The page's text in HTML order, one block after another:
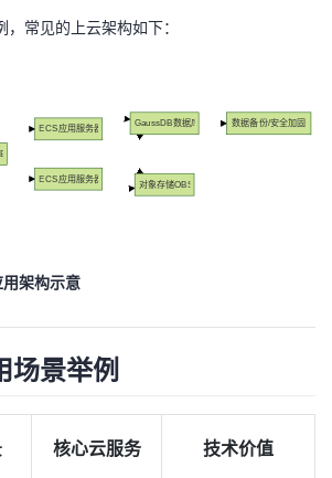
常见的上云架构如下：
ECS应用服务器
ECS应用服务器
GaussDB数据库
对象存储OBS
数据备份/安全加固
架构示意
场景举例
核心云服务 技术价值